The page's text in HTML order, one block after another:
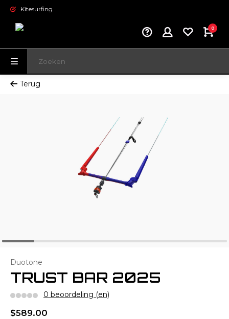
Kitesurfing
0
Terug
Duotone
TRUST BAR 2025
0 beoordeling (en)
$589.00